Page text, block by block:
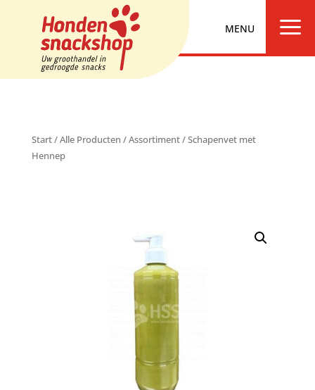
a
Start/Alle Producten /Assortiment/ Schapenvet met
Hennep